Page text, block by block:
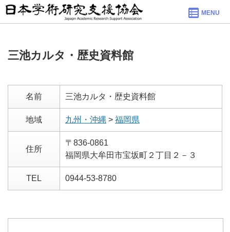
MENU
三池カルタ・歴史資料館
名前 三池カルタ・歴史資料館
地域 九州・沖縄 > 福岡県
住所
〒836-0861
福岡県大牟田市宝坂町２丁目２－３
TEL 0944-53-8780